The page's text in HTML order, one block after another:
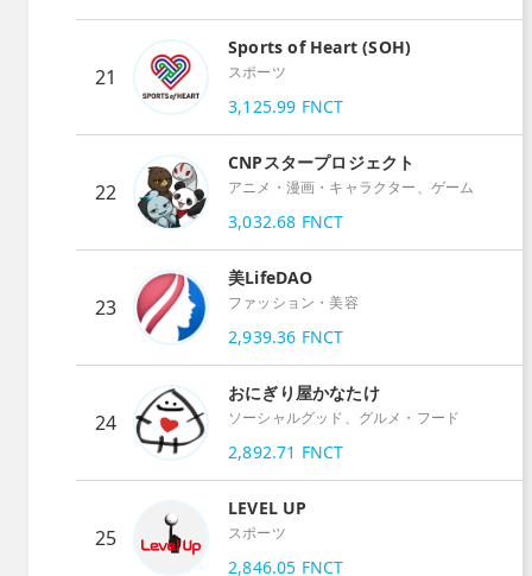
21
Sports of Heart (SOH)
スポーツ
3,125.99 FNCT
22
CNPスタープロジェクト
アニメ・漫画・キャラクター、ゲーム
3,032.68 FNCT
23
美LifeDAO
ファッション・美容
2,939.36 FNCT
24
おにぎり屋かなたけ
ソーシャルグッド、グルメ・フード
2,892.71 FNCT
25
LEVEL UP
スポーツ
2,846.05 FNCT